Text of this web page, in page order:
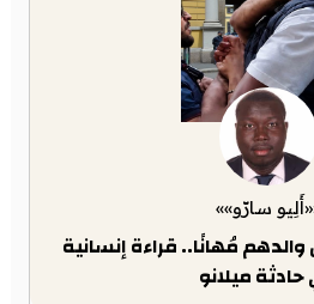
سارّو»»
مُهانًا.. قراءة إنسانية
ميلانو